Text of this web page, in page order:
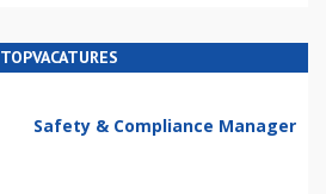
TOPVACATURES
Safety & Compliance Manager